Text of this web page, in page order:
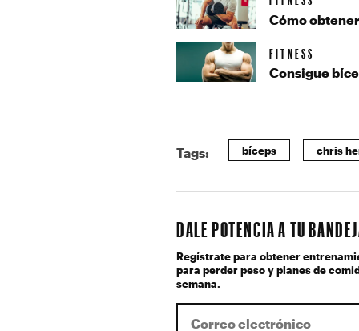
Cómo
FITNESS
Consigue
Tags: bíceps chris
DALE POTENCIA A TU
Regístrate para obtener
para perder peso y planes de
semana.